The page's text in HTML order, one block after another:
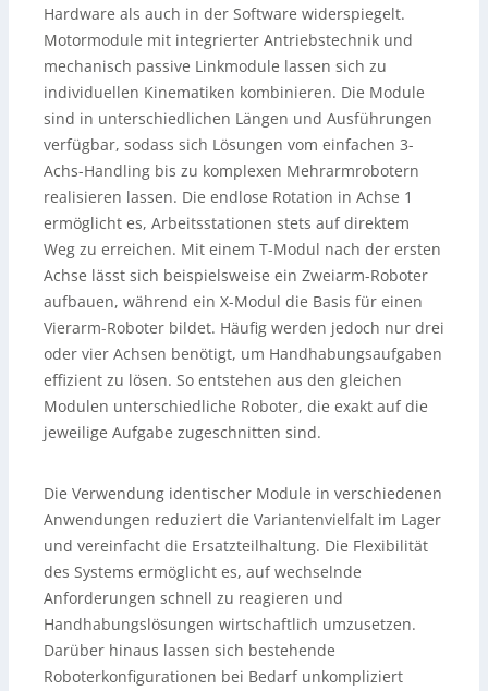
Hardware als auch in der Software widerspiegelt.
Motormodule mit integrierter Antriebstechnik und
mechanisch passive Linkmodule lassen sich zu
individuellen Kinematiken kombinieren. Die Module
sind in unterschiedlichen Längen und Ausführungen
verfügbar, sodass sich Lösungen vom einfachen 3-
Achs-Handling bis zu komplexen Mehrarmrobotern
realisieren lassen. Die endlose Rotation in Achse 1
ermöglicht es, Arbeitsstationen stets auf direktem
Weg zu erreichen. Mit einem T-Modul nach der ersten
Achse lässt sich beispielsweise ein Zweiarm-Roboter
aufbauen, während ein X-Modul die Basis für einen
Vierarm-Roboter bildet. Häufig werden jedoch nur drei
oder vier Achsen benötigt, um Handhabungsaufgaben
effizient zu lösen. So entstehen aus den gleichen
Modulen unterschiedliche Roboter, die exakt auf die
jeweilige Aufgabe zugeschnitten sind.
Die Verwendung identischer Module in verschiedenen
Anwendungen reduziert die Variantenvielfalt im Lager
und vereinfacht die Ersatzteilhaltung. Die Flexibilität
des Systems ermöglicht es, auf wechselnde
Anforderungen schnell zu reagieren und
Handhabungslösungen wirtschaftlich umzusetzen.
Darüber hinaus lassen sich bestehende
Roboterkonfigurationen bei Bedarf unkompliziert